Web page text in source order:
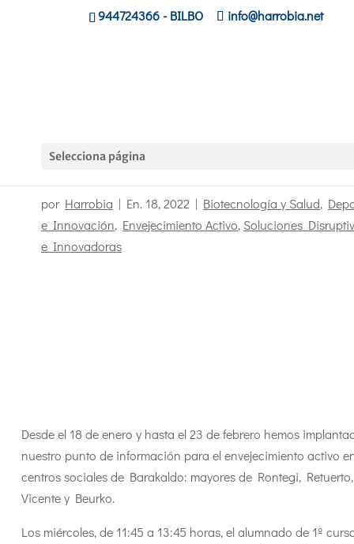
944724366- BILBO info@harrobia.net
Selecciona página
por Harrobia | En. 18, 2022 | Biotecnología y Salud,
e Innovación, Envejecimiento Activo, Soluciones
e Innovadoras
Desde el 18 de enero y hasta el 23 de febrero hemos
nuestro punto de información para el envejecimiento activo
centros sociales de Barakaldo: mayores de Rontegi,
Vicente y Beurko.
Los miércoles, de 11:45 a 13:45 horas, el alumnado de 1º